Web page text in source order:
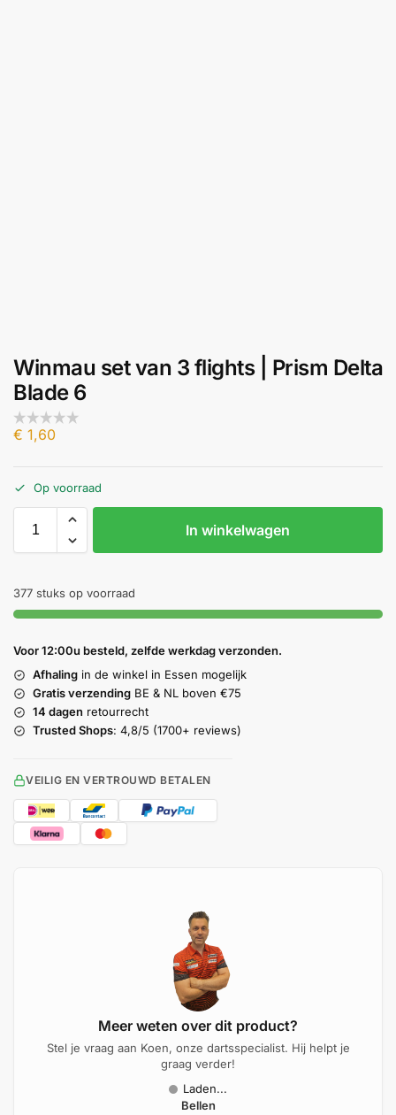
Winmau set van 3 flights | Prism Delta
Blade 6
€ 1,60
Op voorraad
In winkelwagen
377 stuks op voorraad
Voor 12:00u besteld, zelfde werkdag verzonden.
Afhaling in de winkel in Essen mogelijk
Gratis verzending BE & NL boven €75
14 dagen retourrecht
Trusted Shops: 4,8/5 (1700+ reviews)
VEILIG EN VERTROUWD BETALEN
Meer weten over dit product?
Stel je vraag aan Koen, onze dartsspecialist. Hij helpt je
graag verder!
Laden...
Bellen